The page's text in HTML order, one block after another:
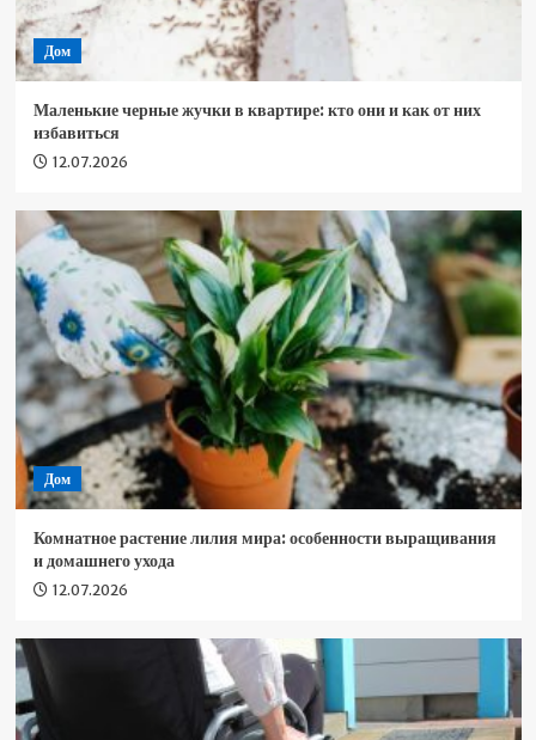
Дом
Маленькие черные жучки в квартире: кто они и как от них
избавиться
12.07.2026
Дом
Комнатное растение лилия мира: особенности выращивания
и домашнего ухода
12.07.2026